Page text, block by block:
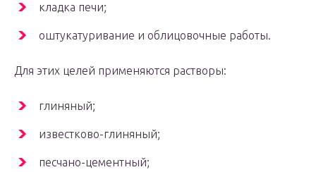
кладка печи;
оштукатуривание и облицовочные работы.
Для этих целей применяются растворы:
глиняный;
известково-глиняный;
песчано-цементный;